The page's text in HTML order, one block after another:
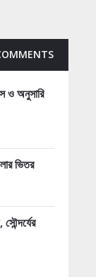
ও অনুসারি
ভিতর